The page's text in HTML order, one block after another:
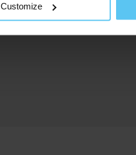
Customize